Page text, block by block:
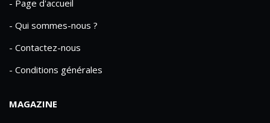
- Page d'accueil
- Qui sommes-nous ?
- Contactez-nous
- Conditions générales
MAGAZINE